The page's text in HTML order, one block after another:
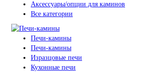
Аксессуары/опции для каминов
Все категории
Печи-камины
Печи-камины
Изразцовые печи
Кухонные печи